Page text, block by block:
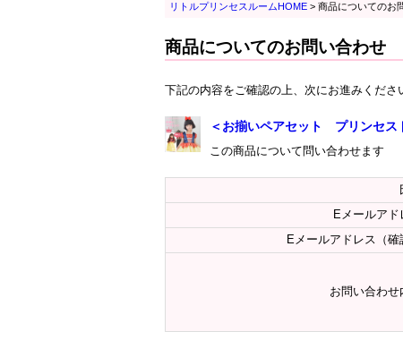
リトルプリンセスルームHOME > 商品についてのお
商品についてのお問い合わせ
下記の内容をご確認の上、次にお進みくださ
＜お揃いペアセット プリンセ
この商品について問い合わせます
Eメールアド
Eメールアドレス（確
お問い合わせ